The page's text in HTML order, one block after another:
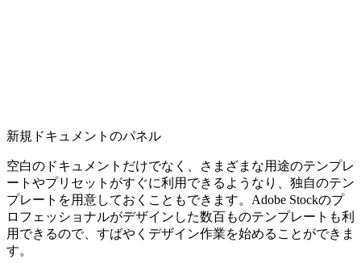
新規ドキュメントのパネル
空白のドキュメントだけでなく、さまざまな用途のテンプレ
ートやプリセットがすぐに利用できるようなり、独自のテン
プレートを用意しておくこともできます。Adobe Stockのプ
ロフェッショナルがデザインした数百ものテンプレートも利
用できるので、すばやくデザイン作業を始めることができま
す。